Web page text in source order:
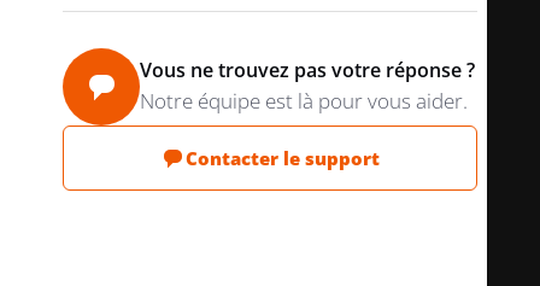
Vous ne trouvez pas votre réponse ?
Notre équipe est là pour vous aider.
Contacter le support